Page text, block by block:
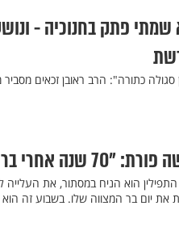
שמתי פתק בחנוכיה -
סגולה כתורה": הרב ראובן זכאים
אחרי בר המצווה, אני זוכה לפרסם את הנס"
הוא הניח במסתור, את
את יום בר המצווה שלו. בשבוע זה הוא